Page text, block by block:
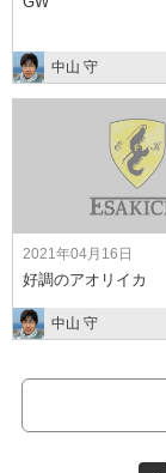
中山 守
2021年04月16日
好調のアオリイカ
中山 守